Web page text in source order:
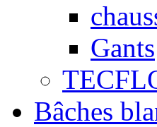
Gants
Bâches